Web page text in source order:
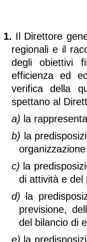
1. Il Direttore
regionali e il
degli obiettivi
efficienza ed
verifica della
spettano al
a) la
b) la
c) la
di attività e del
d)
la
previsione,
del bilancio di
e) la